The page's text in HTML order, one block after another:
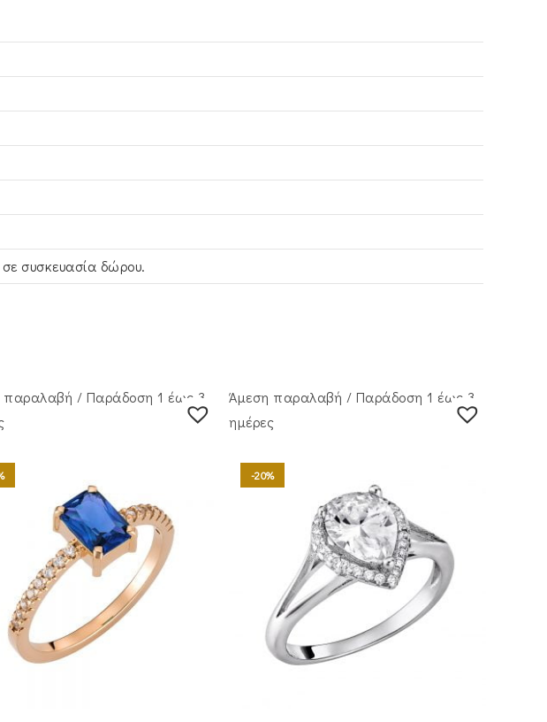
συσκευασία δώρου.
παραλαβή / Παράδoση 1 έως 3
Άμεση παραλαβή / Παράδoση 1 έως 3
ημέρες
-20%